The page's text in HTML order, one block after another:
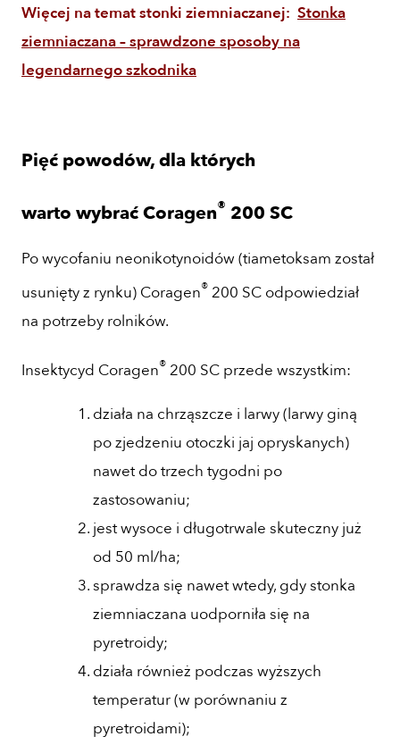
Więcej na temat stonki ziemniaczanej: Stonka
ziemniaczana – sprawdzone sposoby na
legendarnego szkodnika
Pięć powodów, dla których
warto wybrać Coragen® 200 SC
Po wycofaniu neonikotynoidów (tiametoksam został
usunięty z rynku) Coragen® 200 SC odpowiedział
na potrzeby rolników.
Insektycyd Coragen® 200 SC przede wszystkim:
działa na chrząszcze i larwy (larwy giną
po zjedzeniu otoczki jaj opryskanych)
nawet do trzech tygodni po
zastosowaniu;
jest wysoce i długotrwale skuteczny już
od 50 ml/ha;
sprawdza się nawet wtedy, gdy stonka
ziemniaczana uodporniła się na
pyretroidy;
działa również podczas wyższych
temperatur (w porównaniu z
pyretroidami);